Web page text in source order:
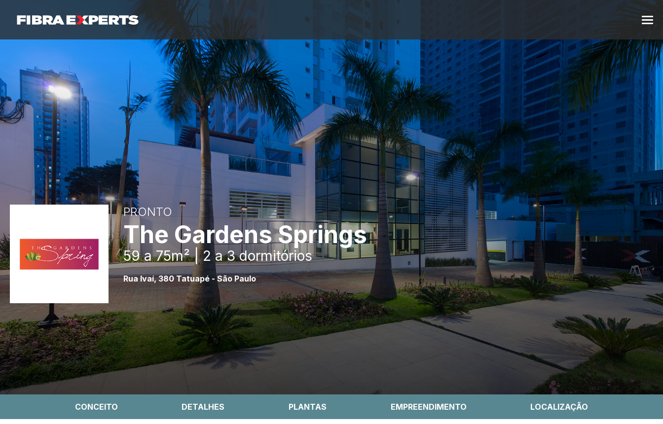
PRONTO
The Gardens Springs
59 a 75m² | 2 a 3 dormitórios
Rua Ivaí, 380 Tatuapé - São Paulo
CONCEITO DETALHES PLANTAS EMPREENDIMENTO LOCALIZAÇÃO